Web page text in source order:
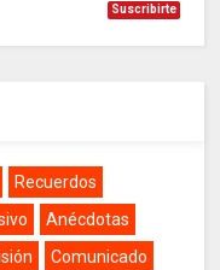
Suscribirte
Recuerdos
Anécdotas
Comunicado